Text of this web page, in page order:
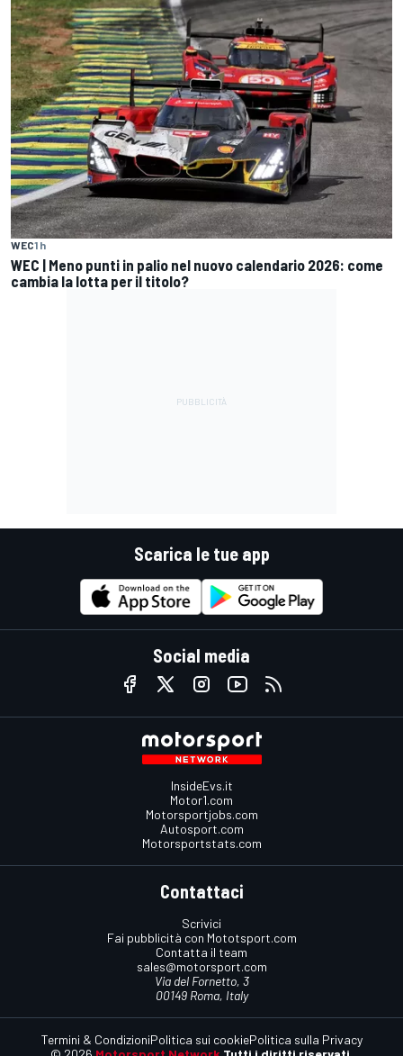
WEC1 h
WEC | Meno punti in palio nel nuovo calendario 2026: come
cambia la lotta per il titolo?
Scarica le tue app
Social media
InsideEvs.it
Motor1.com
Motorsportjobs.com
Autosport.com
Motorsportstats.com
Contattaci
Scrivici
Fai pubblicità con Mototsport.com
Contatta il team
sales@motorsport.com
Via del Fornetto, 3
00149 Roma, Italy
Termini & CondizioniPolitica sui cookiePolitica sulla Privacy